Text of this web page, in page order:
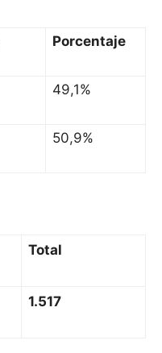
Porcentaje
49,1%
50,9%
Total
1.517